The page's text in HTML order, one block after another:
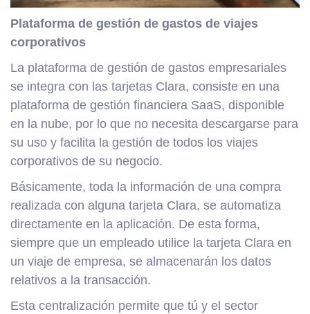
Plataforma de gestión de gastos de viajes
corporativos
La plataforma de gestión de gastos empresariales
se integra con las tarjetas Clara, consiste en una
plataforma de gestión financiera SaaS, disponible
en la nube, por lo que no necesita descargarse para
su uso y facilita la gestión de todos los viajes
corporativos de su negocio.
Básicamente, toda la información de una compra
realizada con alguna tarjeta Clara, se automatiza
directamente en la aplicación. De esta forma,
siempre que un empleado utilice la tarjeta Clara en
un viaje de empresa, se almacenarán los datos
relativos a la transacción.
Esta centralización permite que tú y el sector